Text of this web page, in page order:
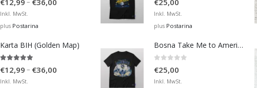
€36,00
Inkl. MwSt.
plus Postarina
Karta BIH (Golden Map)
€12,99 – €36,00
Inkl. MwSt.
Inkl. MwSt.
plus Postarina
Bosna Take Me to America Navijačka Majica 4
€25,00
Inkl. MwSt.